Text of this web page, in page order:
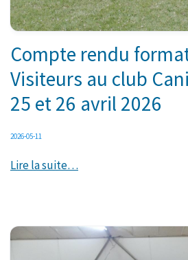
Compte rendu
Visiteurs au club
25 et 26 avril 2026
2026-05-11
Lire la suite…